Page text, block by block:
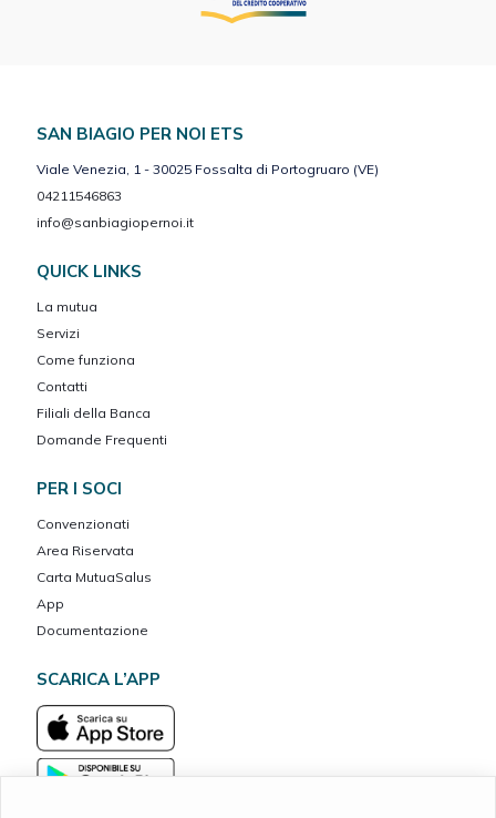
SAN BIAGIO PER NOI ETS
Viale Venezia, 1 - 30025 Fossalta di Portogruaro (VE)
04211546863
info@sanbiagiopernoi.it
QUICK LINKS
La mutua
Servizi
Come funziona
Contatti
Filiali della Banca
Domande Frequenti
PER I SOCI
Convenzionati
Area Riservata
Carta MutuaSalus
App
Documentazione
SCARICA L’APP